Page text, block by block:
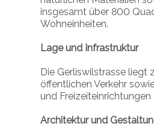
insgesamt über 800
Wohneinheiten.
Lage und Infrastruktur
Die Gerliswilstrasse
öffentlichen Verkehr
und
Architektur und